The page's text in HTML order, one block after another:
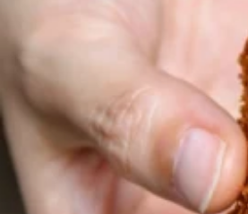
NEW OPEN
SERIES
CULTURE